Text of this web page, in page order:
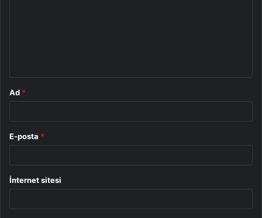
Ad *
E-posta *
İnternet sitesi